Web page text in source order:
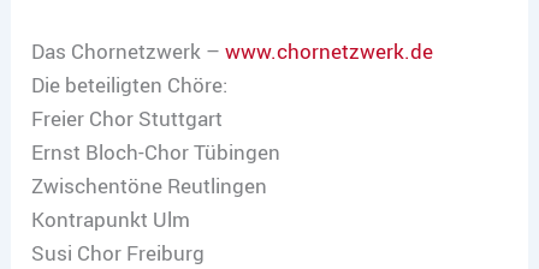
Das Chornetzwerk –www.chornetzwerk.de
Die beteiligten Chöre:
Freier Chor Stuttgart
Ernst Bloch-Chor Tübingen
Zwischentöne Reutlingen
Kontrapunkt Ulm
Susi Chor Freiburg